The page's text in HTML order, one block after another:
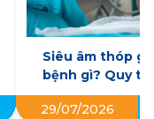
Siêu âm thóp
bệnh gì? Quy
điều cha
29/07/2026